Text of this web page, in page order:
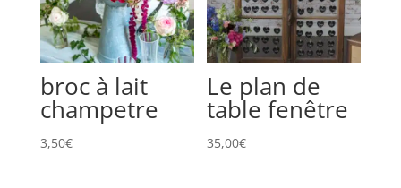
broc à lait
champetre
3,50€
Le plan de
table fenêtre
35,00€